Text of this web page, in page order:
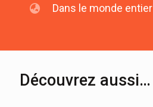
Dans le monde entier
Découvrez aussi…